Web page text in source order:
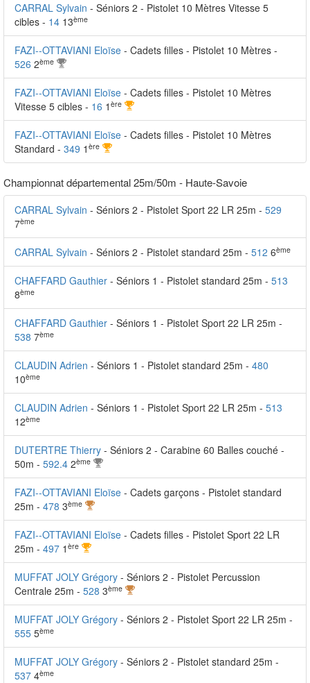
CARRAL Sylvain - Séniors 2 - Pistolet 10 Mètres Vitesse 5
cibles - 14 13ème
FAZI--OTTAVIANI Eloïse - Cadets filles - Pistolet 10 Mètres -
526 2ème
FAZI--OTTAVIANI Eloïse - Cadets filles - Pistolet 10 Mètres
Vitesse 5 cibles - 16 1 ère
FAZI--OTTAVIANI Eloïse - Cadets filles - Pistolet 10 Mètres
Standard - 349 1 ère
Championnat départemental 25m/50m - Haute-Savoie
CARRAL Sylvain - Séniors 2 - Pistolet Sport 22 LR 25m - 529
7ème
CARRAL Sylvain - Séniors 2 - Pistolet standard 25m - 512 6ème
CHAFFARD Gauthier - Séniors 1 - Pistolet standard 25m - 513
8ème
CHAFFARD Gauthier - Séniors 1 - Pistolet Sport 22 LR 25m -
538 7ème
CLAUDIN Adrien - Séniors 1 - Pistolet standard 25m - 480
10ème
CLAUDIN Adrien - Séniors 1 - Pistolet Sport 22 LR 25m - 513
12ème
DUTERTRE Thierry - Séniors 2 - Carabine 60 Balles couché -
50m - 592.4 2ème
FAZI--OTTAVIANI Eloïse - Cadets garçons - Pistolet standard
25m - 478 3ème
FAZI--OTTAVIANI Eloïse - Cadets filles - Pistolet Sport 22 LR
25m - 497 1 ère
MUFFAT JOLY Grégory - Séniors 2 - Pistolet Percussion
Centrale 25m - 528 3ème
MUFFAT JOLY Grégory - Séniors 2 - Pistolet Sport 22 LR 25m -
555 5ème
MUFFAT JOLY Grégory - Séniors 2 - Pistolet standard 25m -
537 4ème